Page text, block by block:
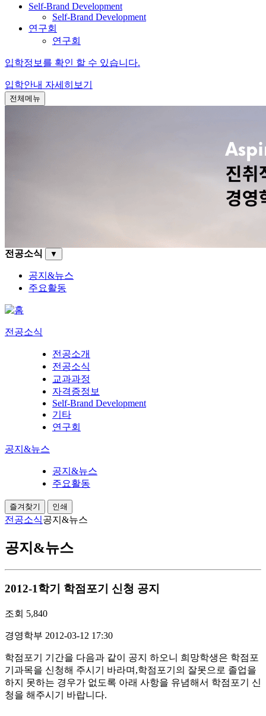
Self-Brand Development
Self-Brand Development
연구회
연구회
입학정보를 확인 할 수 있습니다.
입학안내 자세히보기
전체메뉴
전공소식 ▼
공지&뉴스
주요활동
전공소식
전공소개
전공소식
교과과정
자격증정보
Self-Brand Development
기타
연구회
공지&뉴스
공지&뉴스
주요활동
즐겨찾기 인쇄
전공소식공지&뉴스
공지&뉴스
2012-1학기 학점포기 신청 공지
조회 5,840
경영학부 2012-03-12 17:30
학점포기 기간을 다음과 같이 공지 하오니 희망학생은 학점포
기과목을 신청해 주시기 바라며 ,학점포기의 잘못으로 졸업을
하지 못하는 경우가 없도록 아래 사항을 유념해서 학점포기 신
청을 해주시기 바랍니다.